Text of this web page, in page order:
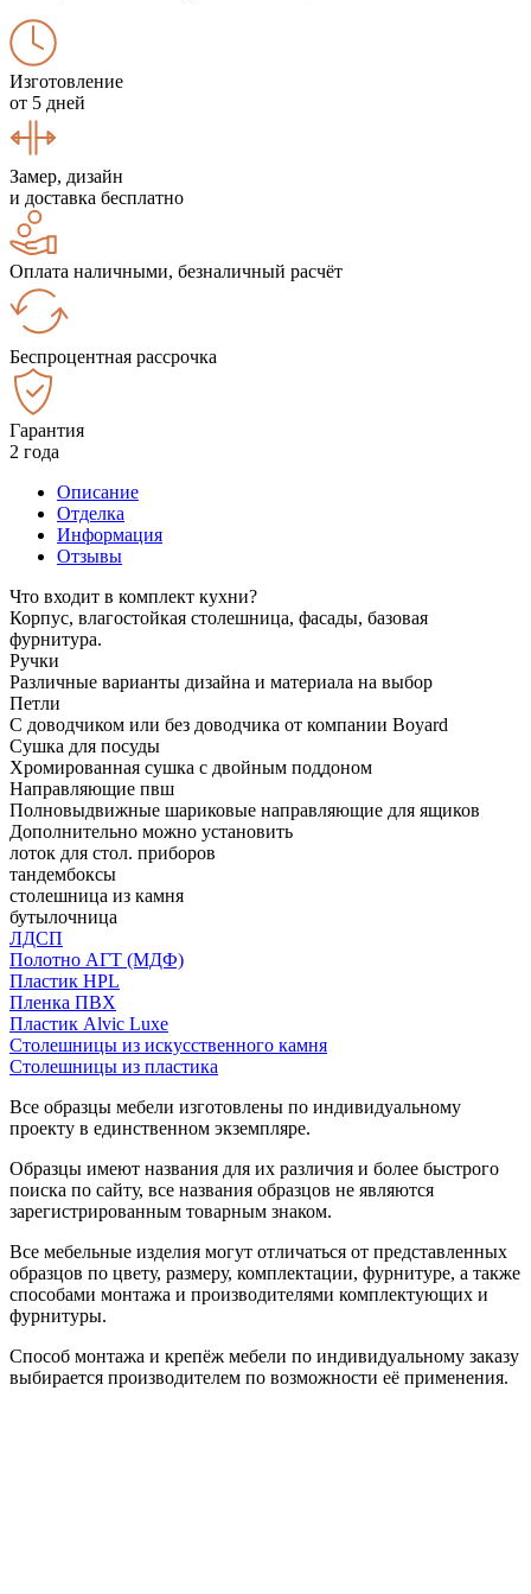
Изготовление
от 5 дней
Замер, дизайн
и доставка бесплатно
Оплата наличными, безналичный расчёт
Беспроцентная рассрочка
Гарантия
2 года
Описание
Отделка
Информация
Отзывы
Что входит в комплект кухни?
Корпус, влагостойкая столешница, фасады, базовая
фурнитура.
Ручки
Различные варианты дизайна и материала на выбор
Петли
С доводчиком или без доводчика от компании Boyard
Сушка для посуды
Хромированная сушка с двойным поддоном
Направляющие пвш
Полновыдвижные шариковые направляющие для ящиков
Дополнительно можно установить
лоток для стол. приборов
тандембоксы
столешница из камня
бутылочница
ЛДСП
Полотно АГТ (МДФ)
Пластик HPL
Пленка ПВХ
Пластик Alvic Luxe
Столешницы из искусственного камня
Столешницы из пластика
Все образцы мебели изготовлены по индивидуальному
проекту в единственном экземпляре.
Образцы имеют названия для их различия и более быстрого
поиска по сайту, все названия образцов не являются
зарегистрированным товарным знаком.
Все мебельные изделия могут отличаться от представленных
образцов по цвету, размеру, комплектации, фурнитуре, а также
способами монтажа и производителями комплектующих и
фурнитуры.
Способ монтажа и крепёж мебели по индивидуальному заказу
выбирается производителем по возможности её применения.